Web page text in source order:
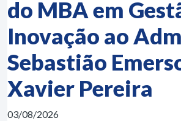
do MBA em
Inovação ao
Sebastião
Xavier Pereira
03/08/2026